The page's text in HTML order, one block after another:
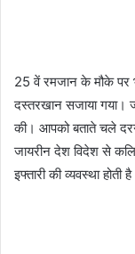
25 वें रमजान के मौके पर
दस्तरखान सजाया गया।
की। आपको बताते चले
जायरीन देश विदेश से
इफ्तारी की व्यवस्था होती